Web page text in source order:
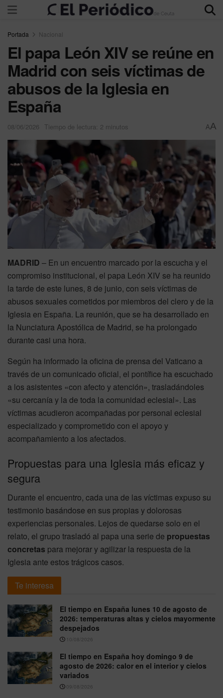
Portada Nacional
El papa León XIV se reúne en
Madrid con seis víctimas de
abusos de la Iglesia en
España
08/06/2026 Tiempo de lectura: 2 minutos AA
MADRID – En un encuentro marcado por la escucha y el
compromiso institucional, el papa León XIV se ha reunido
la tarde de este lunes, 8 de junio, con seis víctimas de
abusos sexuales cometidos por miembros del clero y de la
Iglesia en España. La reunión, que se ha desarrollado en
la Nunciatura Apostólica de Madrid, se ha prolongado
durante casi una hora.
Según ha informado la oficina de prensa del Vaticano a
través de un comunicado oficial, el pontífice ha escuchado
a los asistentes «con afecto y atención», trasladándoles
«su cercanía y la de toda la comunidad eclesial». Las
víctimas acudieron acompañadas por personal eclesial
especializado y comprometido con el apoyo y
acompañamiento a los afectados.
Propuestas para una Iglesia más eficaz y
segura
Durante el encuentro, cada una de las víctimas expuso su
testimonio basándose en sus propias y dolorosas
experiencias personales. Lejos de quedarse solo en el
relato, el grupo trasladó al papa una serie de propuestas
concretas para mejorar y agilizar la respuesta de la
Iglesia ante estos trágicos casos.
Te interesa
El tiempo en España lunes 10 de agosto de
2026: temperaturas altas y cielos mayormente
despejados
10/08/2026
El tiempo en España hoy domingo 9 de
agosto de 2026: calor en el interior y cielos
variados
09/08/2026